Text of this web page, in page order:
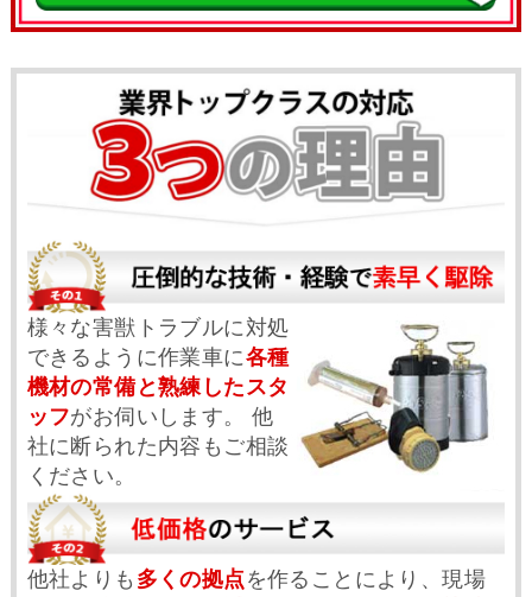
様々な害獣トラブルに対処
できるように作業車に各種
機材の常備と熟練したスタ
ッフがお伺いします。 他
社に断られた内容もご相談
ください。
他社よりも 多くの拠点 を作ることにより、現場